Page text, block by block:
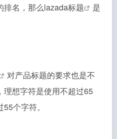
排名，那么lazada标题
是
对产品标题的要求也是不
理想字符是使用不超过65
个字符。